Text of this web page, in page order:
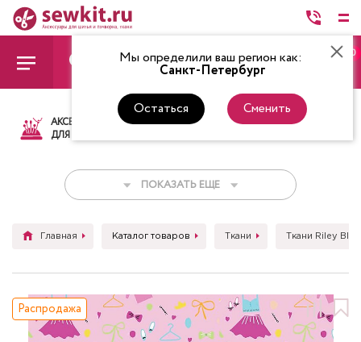
Мы определили ваш регион как:
Санкт-Петербург
Остаться Сменить
0
АКСЕССУАРЫ
ДЛЯ ШИТЬЯ
ТКАНИ НИТКИ
ПОКАЗАТЬ ЕЩЕ
Главная Каталог товаров Ткани Ткани Riley
Распродажа